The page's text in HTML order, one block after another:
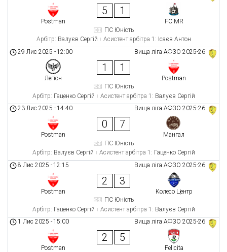
Postman
5 1
FC MR
ПС Юність
Арбітр: Валуєв Сергій Асистент арбітра 1: Ісаєв Антон
Вища ліга АФЗО 2025-26
29 Лис 2025 -12:00
Легіон
1 1
Postman
ПС Юність
Арбітр: Гаценко Сергій Асистент арбітра 1: Валуєв Сергій
Вища ліга АФЗО 2025-26
23 Лис 2025 -14:40
Postman
0 7
Мангал
ПС Юність
Арбітр: Валуєв Сергій Асистент арбітра 1: Гаценко Сергій
Вища ліга АФЗО 2025-26
8 Лис 2025 -12:15
Postman
2 3
Колесо Центр
ПС Юність
Арбітр: Гаценко Сергій Асистент арбітра 1: Валуєв Сергій
Вища ліга АФЗО 2025-26
1 Лис 2025 -15:00
Postman
2 5
Felicita